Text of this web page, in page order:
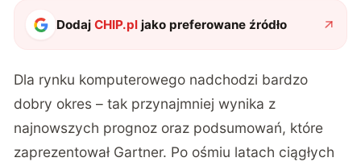
DodajCHIP.pl jako preferowane źródło
Dla rynku komputerowego nadchodzi bardzo
dobry okres – tak przynajmniej wynika z
najnowszych prognoz oraz podsumowań, które
zaprezentował Gartner. Po ośmiu latach ciągłych